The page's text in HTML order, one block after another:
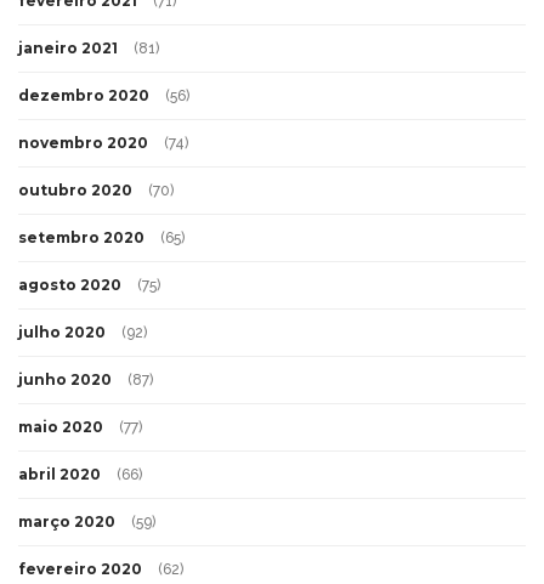
janeiro 2021 (81)
dezembro 2020 (56)
novembro 2020 (74)
outubro 2020 (70)
setembro 2020 (65)
agosto 2020 (75)
julho 2020 (92)
junho 2020 (87)
maio 2020 (77)
abril 2020 (66)
março 2020 (59)
fevereiro 2020 (62)